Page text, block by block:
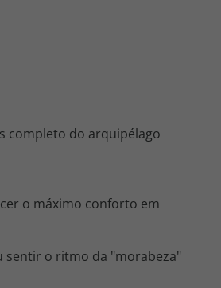
completo do arquipélago
o máximo conforto em
sentir o ritmo da "morabeza"